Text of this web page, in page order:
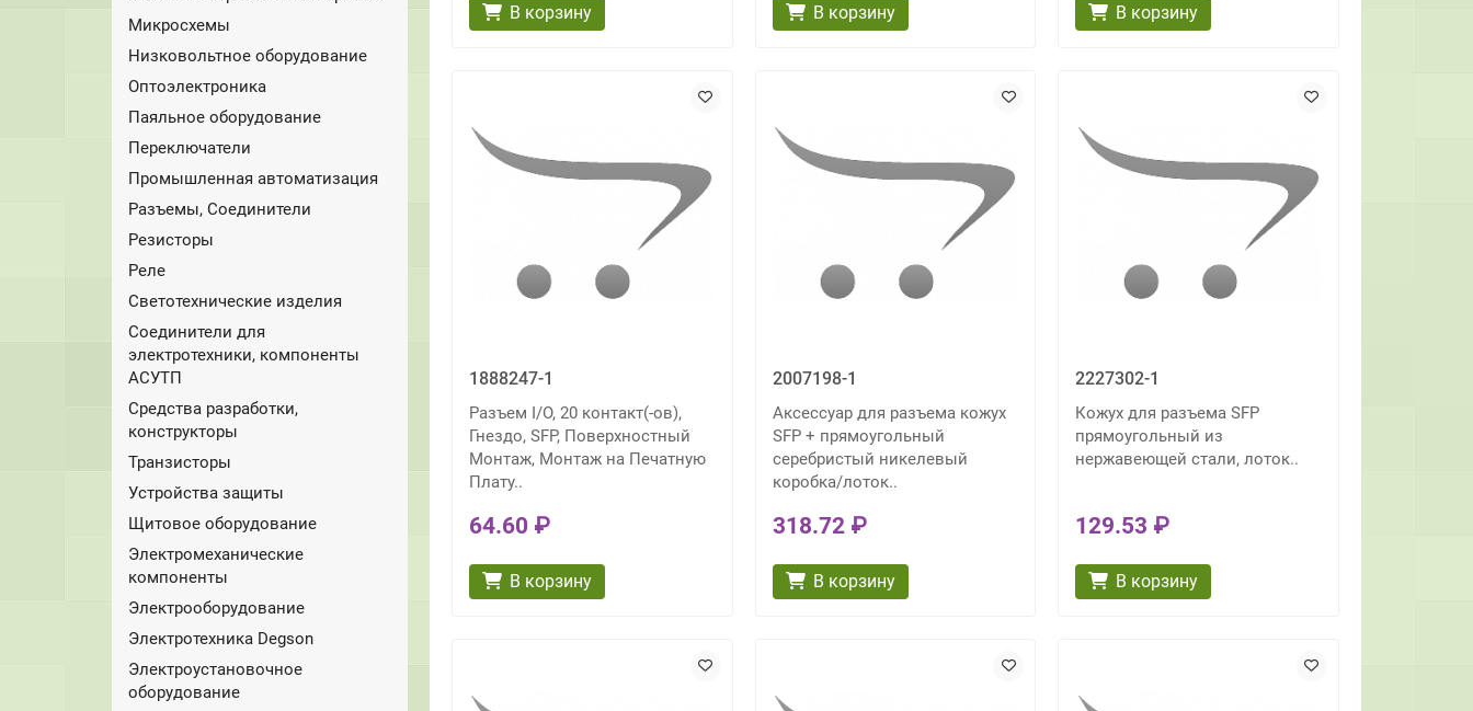
Микросхемы
Низковольтное оборудование
Оптоэлектроника
Паяльное оборудование
Переключатели
Промышленная автоматизация
Разъемы, Соединители
Резисторы
Реле
Светотехнические изделия
Соединители для
электротехники, компоненты
АСУТП
Средства разработки,
конструкторы
Транзисторы
Устройства защиты
Щитовое оборудование
Электромеханические
компоненты
Электрооборудование
Электротехника Degson
Электроустановочное
оборудование
В корзину В корзину В корзину
1888247-1
Разъем I/O, 20 контакт(-ов),
Гнездо, SFP, Поверхностный
Монтаж, Монтаж на Печатную
Плату..
64.60 ₽
В корзину
2007198-1
Аксессуар для разъема кожух
SFP + прямоугольный
серебристый никелевый
коробка/лоток..
318.72 ₽
В корзину
2227302-1
Кожух для разъема SFP
прямоугольный из
нержавеющей стали, лоток..
129.53 ₽
В корзину